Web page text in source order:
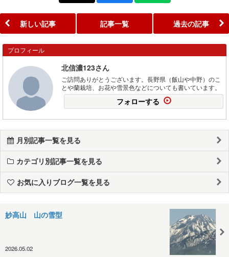
新しい記事 記事一覧 過去の記事
プロフィール
北信濃123さん
ご訪問ありがとうございます。長野県（飯山や中野）のこ
とや蘭栽培、お花や雪景色などについても書いています。
フォローする
月別記事一覧を見る
カテゴリ別記事一覧を見る
お気に入りブログ一覧を見る
妙高山 山の雪型
2026.05.02